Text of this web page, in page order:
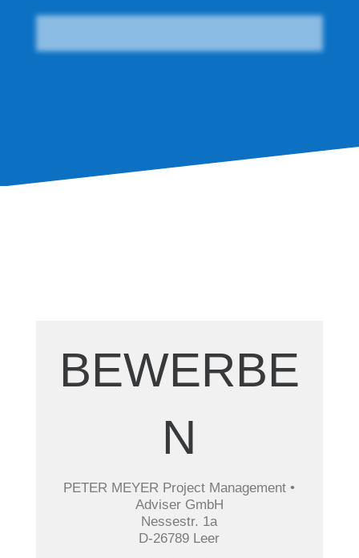
BEWERBE
N
PETER MEYER Project Management •
Adviser GmbH
Nessestr. 1a
D-26789 Leer